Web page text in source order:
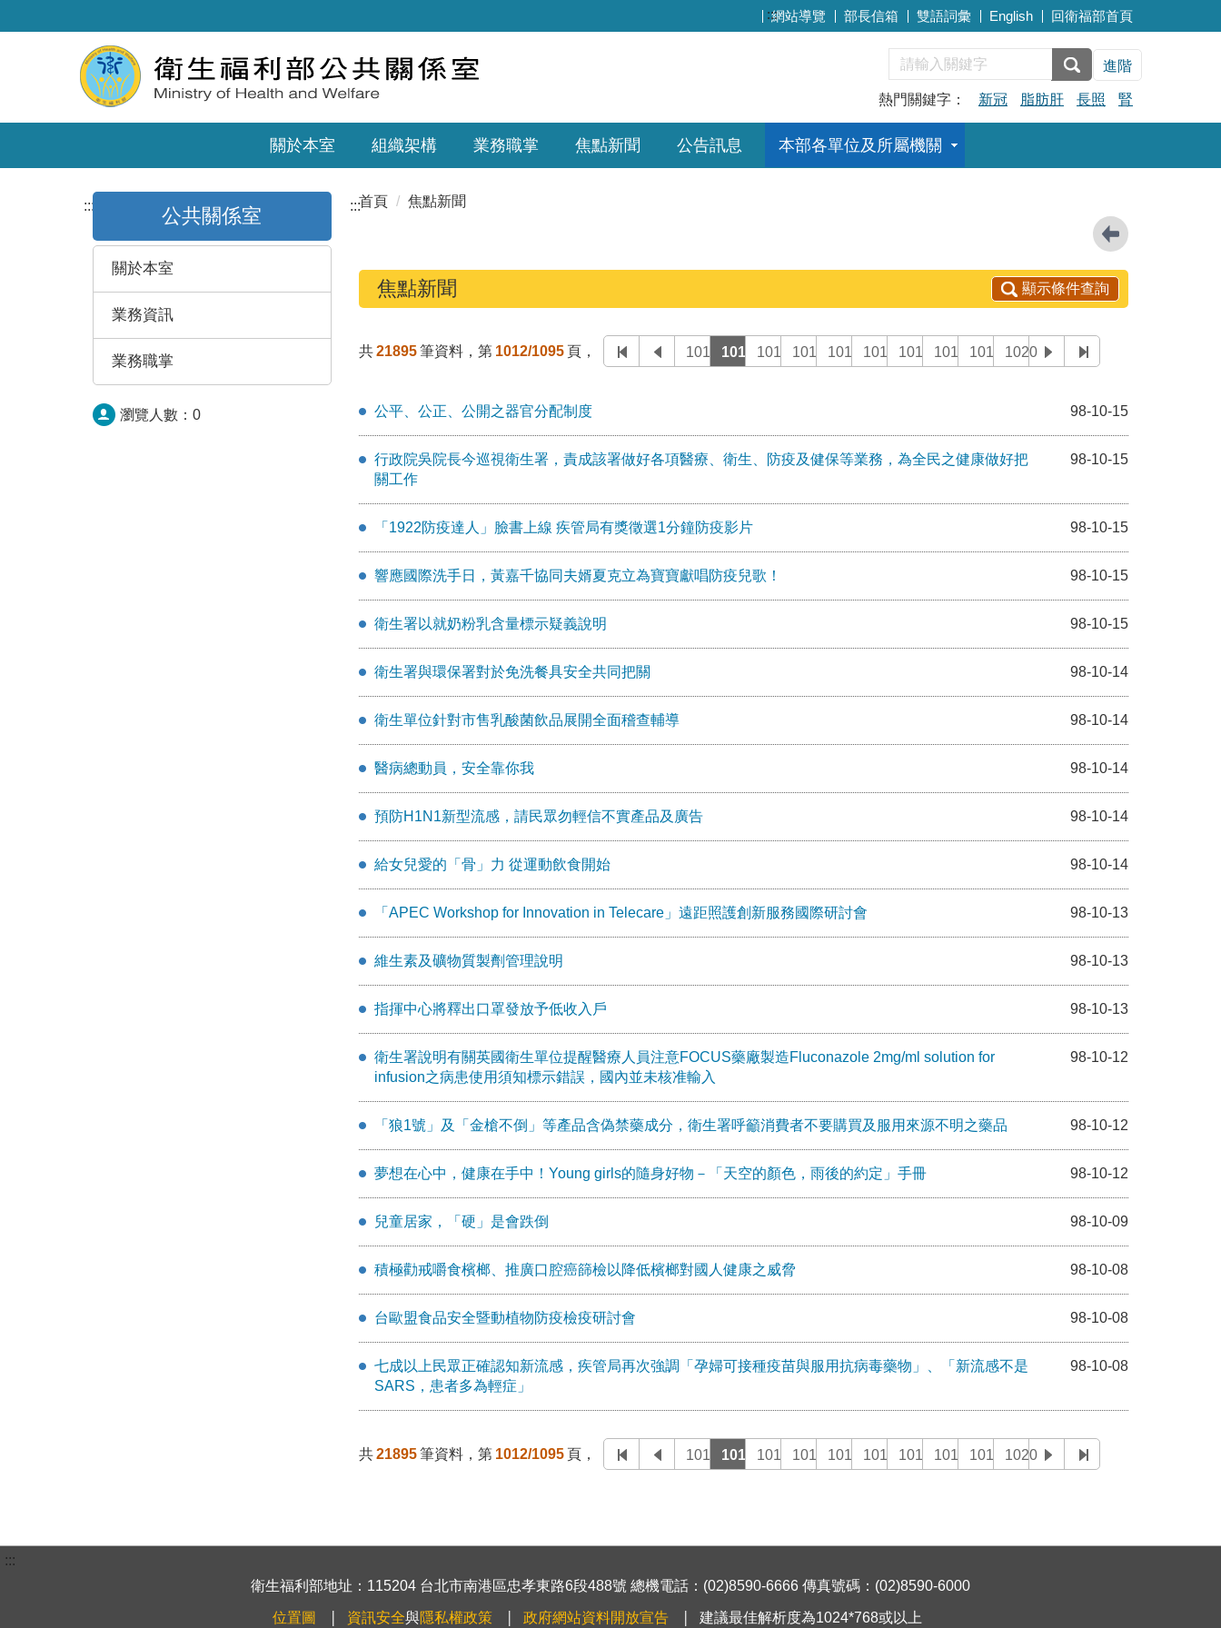
:::網站導覽 部長信箱 雙語詞彙 English 回衛福部首頁
進階
熱門關鍵字： 新冠 脂肪肝 長照 腎
關於本室 組織架構 業務職掌 焦點新聞 公告訊息 本部各單位及所屬機關
::: 公共關係室
關於本室
業務資訊
業務職掌
瀏覽人數： 0
:::首頁 焦點新聞
焦點新聞 顯示條件查詢
共 21895 筆資料，第 1012/1095 頁， 1011 1012 1013 1014 1015 1016 1017 1018 1019 1020
公平、公正、公開之器官分配制度 98-10-15
行政院吳院長今巡視衛生署，責成該署做好各項醫療、衛生、防疫及健保等業務，為全民之健康做好把
關工作
98-10-15
「1922防疫達人」臉書上線 疾管局有獎徵選1分鐘防疫影片 98-10-15
響應國際洗手日，黃嘉千協同夫婿夏克立為寶寶獻唱防疫兒歌！ 98-10-15
衛生署以就奶粉乳含量標示疑義說明 98-10-15
衛生署與環保署對於免洗餐具安全共同把關 98-10-14
衛生單位針對市售乳酸菌飲品展開全面稽查輔導 98-10-14
醫病總動員，安全靠你我 98-10-14
預防H1N1新型流感，請民眾勿輕信不實產品及廣告 98-10-14
給女兒愛的「骨」力 從運動飲食開始 98-10-14
「APEC Workshop for Innovation in Telecare」遠距照護創新服務國際研討會 98-10-13
維生素及礦物質製劑管理說明 98-10-13
指揮中心將釋出口罩發放予低收入戶 98-10-13
衛生署說明有關英國衛生單位提醒醫療人員注意FOCUS藥廠製造Fluconazole 2mg/ml solution for
infusion之病患使用須知標示錯誤，國內並未核准輸入
98-10-12
「狼1號」及「金槍不倒」等產品含偽禁藥成分，衛生署呼籲消費者不要購買及服用來源不明之藥品 98-10-12
夢想在心中，健康在手中！Young girls的隨身好物－「天空的顏色，雨後的約定」手冊 98-10-12
兒童居家，「硬」是會跌倒 98-10-09
積極勸戒嚼食檳榔、推廣口腔癌篩檢以降低檳榔對國人健康之威脅 98-10-08
台歐盟食品安全暨動植物防疫檢疫研討會 98-10-08
七成以上民眾正確認知新流感，疾管局再次強調「孕婦可接種疫苗與服用抗病毒藥物」、「新流感不是
SARS，患者多為輕症」
98-10-08
共 21895 筆資料，第 1012/1095 頁， 1011 1012 1013 1014 1015 1016 1017 1018 1019 1020
:::
衛生福利部地址：115204 台北市南港區忠孝東路6段488號 總機電話：(02)8590-6666 傳真號碼：(02)8590-6000
位置圖 資訊安全與隱私權政策 政府網站資料開放宣告 建議最佳解析度為1024*768或以上